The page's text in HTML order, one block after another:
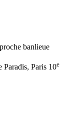
banlieue
Paris 10e